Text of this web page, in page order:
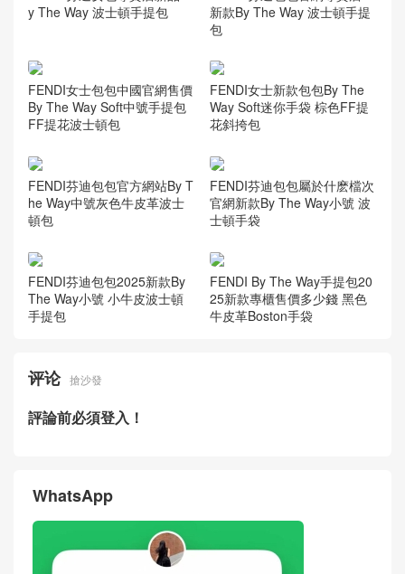
y The Way 波士頓手提包
新款By The Way 波士頓手提
包
FENDI女士包包中國官網售價
By The Way Soft中號手提包
FF提花波士頓包
FENDI女士新款包包By The
Way Soft迷你手袋 棕色FF提
花斜挎包
FENDI芬迪包包官方網站By T
he Way中號灰色牛皮革波士
頓包
FENDI芬迪包包屬於什麽檔次
官網新款By The Way小號 波
士頓手袋
FENDI芬迪包包2025新款By
The Way小號 小牛皮波士頓
手提包
FENDI By The Way手提包20
25新款專櫃售價多少錢 黑色
牛皮革Boston手袋
评论 搶沙發
評論前必須登入！
WhatsApp